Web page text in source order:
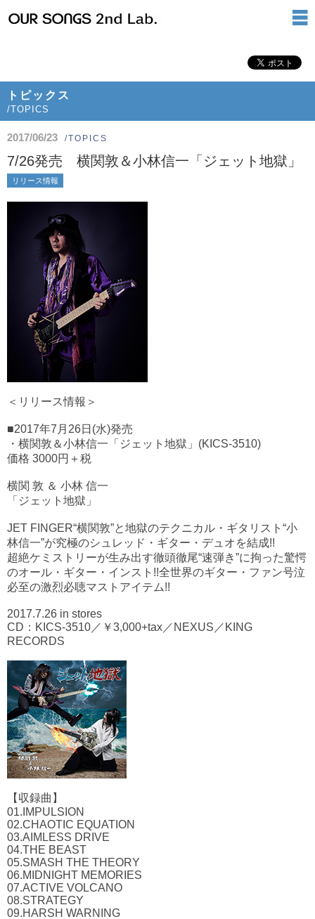
トピックス
/TOPICS
2017/06/23 /TOPICS
7/26発売 横関敦＆小林信一「ジェット地獄」
リリース情報
＜リリース情報＞
■2017年7月26日(水)発売
・横関敦＆小林信一「ジェット地獄」(KICS-3510)
価格 3000円＋税
横関 敦 ＆ 小林 信一
「ジェット地獄」
JET FINGER“横関敦”と地獄のテクニカル・ギタリスト“小
林信一”が究極のシュレッド・ギター・デュオを結成!!
超絶ケミストリーが生み出す徹頭徹尾“速弾き”に拘った驚愕
のオール・ギター・インスト!!全世界のギター・ファン号泣
必至の激烈必聴マストアイテム!!
2017.7.26 in stores
CD：KICS-3510／￥3,000+tax／NEXUS／KING
RECORDS
【収録曲】
01.IMPULSION
02.CHAOTIC EQUATION
03.AIMLESS DRIVE
04.THE BEAST
05.SMASH THE THEORY
06.MIDNIGHT MEMORIES
07.ACTIVE VOLCANO
08.STRATEGY
09.HARSH WARNING